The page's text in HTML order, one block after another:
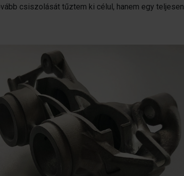
csiszolását tűztem ki célul, hanem egy teljesen